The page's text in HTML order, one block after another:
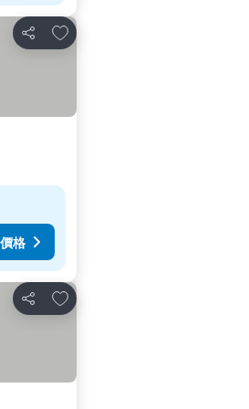
分享
放到收藏夾
格
分享
放到收藏夾